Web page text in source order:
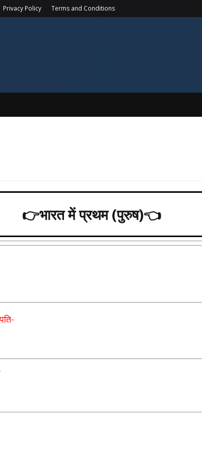
Privacy Policy Terms and Conditions
👉भारत में प्रथम (पुरुष)👈
-